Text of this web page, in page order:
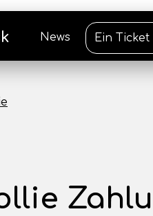
News Ein